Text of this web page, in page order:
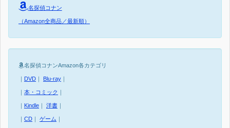
名探偵コナン
（Amazon全商品／最新順）
名探偵コナンAmazon各カテゴリ
｜ DVD ｜ Blu-ray ｜
｜ 本・コミック ｜
｜ Kindle ｜ 洋書 ｜
｜ CD ｜ ゲーム ｜